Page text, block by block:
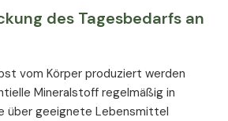
des Tagesbedarfs an
vom Körper produziert werden
Mineralstoff regelmäßig in
über geeignete Lebensmittel